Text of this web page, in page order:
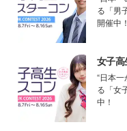
る「男
開催中！
女子
“日本
る「女
中！